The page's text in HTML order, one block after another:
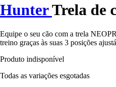
HunterTrela de
Equipe o seu cão com a trela
treino graças às suas 3 posições
Produto indisponível
Todas as variações esgotadas